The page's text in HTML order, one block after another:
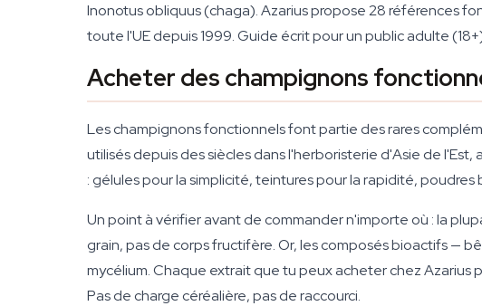
Inonotus obliquus(chaga). Azarius propose 28 références
toute l'UE depuis 1999. Guide écrit pour un public adulte
Acheter des champignons
Les champignons fonctionnels font partie des rares
utilisés depuis des siècles dans l'herboristerie d'Asie de
: gélules pour la simplicité, teintures pour la rapidité,
Un point à vérifier avant de commander n'importe où : la
grain, pas de corps fructifère. Or, les composés bioactifs —
mycélium. Chaque extrait que tu peux acheter chez Azarius
Pas de charge céréalière, pas de raccourci.